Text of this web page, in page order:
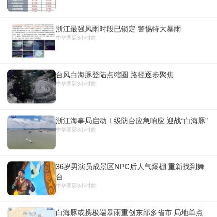
浙江最强风雨时段已锁定 警惕特大暴雨
中华国际3小时前
台风白海豚登陆点缩圈 路径逐步聚焦
中华国际3小时前
浙江海事局启动Ⅰ级防台应急响应 迎战“白海豚”
中华国际3小时前
36岁男演员成景区NPC后人气爆棚 重新找到舞
台
中华国际3小时前
白海豚或携极端暴雨重创东部多省市 局地单点